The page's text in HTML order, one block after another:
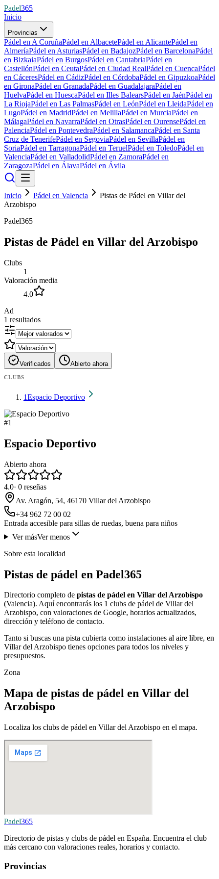
Padel365
Inicio
Provincias
Pádel en A CoruñaPádel en AlbacetePádel en AlicantePádel en
AlmeríaPádel en AsturiasPádel en BadajozPádel en BarcelonaPádel
en BizkaiaPádel en BurgosPádel en CantabriaPádel en
CastellónPádel en CeutaPádel en Ciudad RealPádel en CuencaPádel
en CáceresPádel en CádizPádel en CórdobaPádel en GipuzkoaPádel
en GironaPádel en GranadaPádel en GuadalajaraPádel en
HuelvaPádel en HuescaPádel en Illes BalearsPádel en JaénPádel en
La RiojaPádel en Las PalmasPádel en LeónPádel en LleidaPádel en
LugoPádel en MadridPádel en MelillaPádel en MurciaPádel en
MálagaPádel en NavarraPádel en OtrasPádel en OurensePádel en
PalenciaPádel en PontevedraPádel en SalamancaPádel en Santa
Cruz de TenerifePádel en SegoviaPádel en SevillaPádel en
SoriaPádel en TarragonaPádel en TeruelPádel en ToledoPádel en
ValenciaPádel en ValladolidPádel en ZamoraPádel en
ZaragozaPádel en ÁlavaPádel en Ávila
Inicio Pádel en Valencia
Pistas de Pádel en Villar del
Arzobispo
Padel365
Pistas de Pádel en Villar del Arzobispo
Clubs
1
Valoración media
4.0
Ad
1 resultados
Verificados Abierto ahora
CLUBS
1Espacio Deportivo
#1
Espacio Deportivo
Abierto ahora
4.0· 0 reseñas
Av. Aragón, 54, 46170 Villar del Arzobispo
+34 962 72 00 02
Entrada accesible para sillas de ruedas, buena para niños
Ver másVer menos
Sobre esta localidad
Pistas de pádel en Padel365
Directorio completo de pistas de pádel en Villar del Arzobispo
(Valencia). Aquí encontrarás los 1 clubs de pádel de Villar del
Arzobispo, con valoraciones de Google, horarios actualizados,
dirección y teléfono de contacto.
Tanto si buscas una pista cubierta como instalaciones al aire libre, en
Villar del Arzobispo tienes opciones para todos los niveles y
presupuestos.
Zona
Mapa de pistas de pádel en Villar del
Arzobispo
Localiza los clubs de pádel en Villar del Arzobispo en el mapa.
Padel365
Directorio de pistas y clubs de pádel en España. Encuentra el club
más cercano con valoraciones reales, horarios y contacto.
Provincias